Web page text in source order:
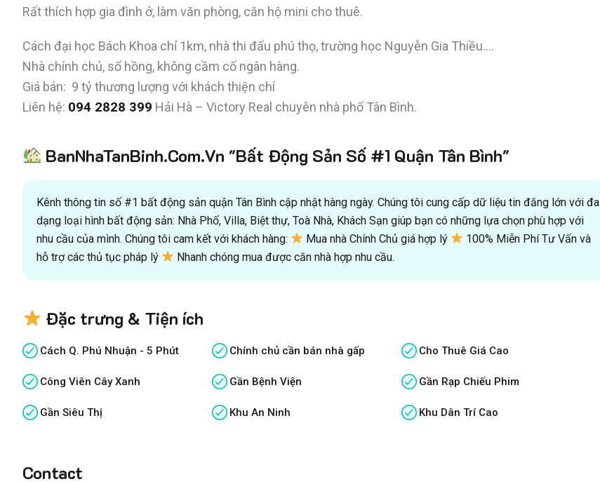
Rất thích hợp gia đình ở, làm văn phòng, căn hộ mini cho thuê.
Cách đại học Bách Khoa chỉ 1km, nhà thi đấu phú thọ, trường học Nguyễn Gia Thiều….
Nhà chính chủ, sổ hồng, không cầm cố ngân hàng.
Giá bán: 9 tỷ thương lượng với khách thiện chí
Liên hệ: 094 2828 399 Hải Hà – Victory Real chuyên nhà phố Tân Bình.
BanNhaTanBinh.Com.Vn "Bất Động Sản Số #1 Quận Tân Bình"
Kênh thông tin số #1 bất động sản quận Tân Bình cập nhật hàng ngày. Chúng tôi cung cấp dữ liệu tin đăng lớn với đa
dạng loại hình bất động sản: Nhà Phố, Villa, Biệt thự, Toà Nhà, Khách Sạn giúp bạn có những lựa chọn phù hợp với
nhu cầu của mình. Chúng tôi cam kết với khách hàng:
Mua nhà Chính Chủ giá hợp lý
100% Miễn Phí Tư Vấn và
hỗ trợ các thủ tục pháp lý
Nhanh chóng mua được căn nhà hợp nhu cầu.
Đặc trưng & Tiện ích
Cách Q. Phú Nhuận - 5 Phút Chính chủ cần bán nhà gấp Cho Thuê Giá Cao
Công Viên Cây Xanh Gần Bệnh Viện Gần Rạp Chiếu Phim
Gần Siêu Thị Khu An Ninh Khu Dân Trí Cao
Contact